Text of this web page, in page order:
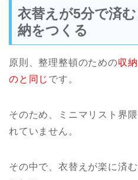
衣替えが5分で済
納をつくる
原則、整理整頓のための収
のと同じ です。
そのため、ミニマリスト界
れていません。
その中で、衣替えが楽に済